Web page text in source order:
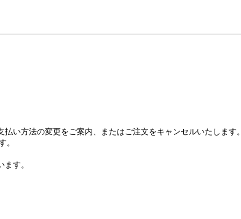
い方法の変更をご案内、またはご注文をキャンセルいたします。
。
す。